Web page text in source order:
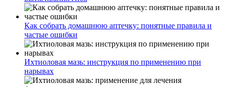
Как собрать домашнюю аптечку: понятные правила и
частые ошибки
Ихтиоловая мазь: инструкция по применению при
нарывах